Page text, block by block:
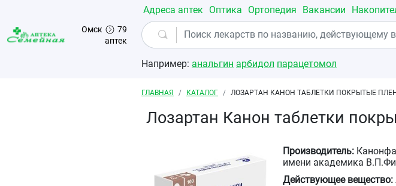
Перейти к основному содержанию
Омск
79
аптек
Адреса аптек Оптика Ортопедия Вакансии
Например: анальгин арбидол парацетомол
Строка навигации
ГЛАВНАЯ КАТАЛОГ ЛОЗАРТАН КАНОН ТАБЛЕТКИ ПОКРЫТЫЕ
Лозартан Канон таблетки
Производитель:
имени академика
Действующее вещество: